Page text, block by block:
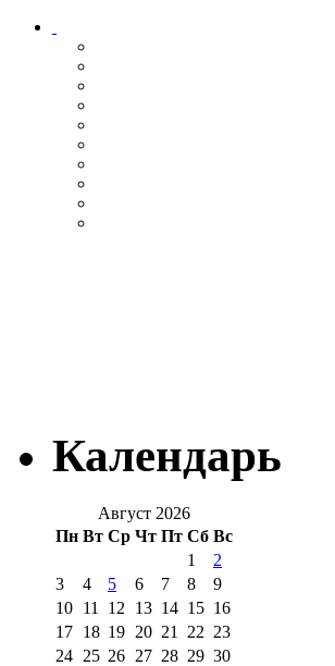
Календарь
Август 2026
Пн Вт Ср Чт Пт Сб Вс
1
2
3
4 5 6 7 8
9
10 11 12 13 14 15 16
17 18 19 20 21 22 23
24 25 26 27 28 29 30